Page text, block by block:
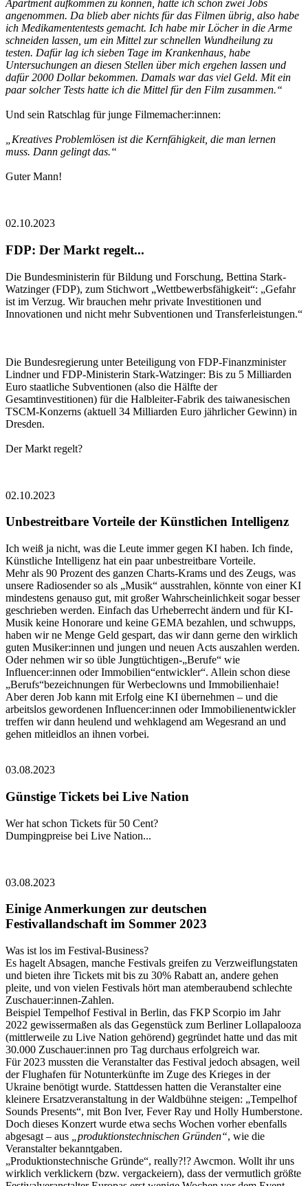
Apartment aufkommen zu können, hatte ich schon zwei Jobs
angenommen. Da blieb aber nichts für das Filmen übrig, also habe
ich Medikamententests gemacht. Ich habe mir Löcher in die Arme
schneiden lassen, um ein Mittel zur schnellen Wundheilung zu
testen. Dafür lag ich sieben Tage im Krankenhaus, habe
Untersuchungen an diesen Stellen über mich ergehen lassen und
dafür 2000 Dollar bekommen. Damals war das viel Geld. Mit ein
paar solcher Tests hatte ich die Mittel für den Film zusammen.“
Und sein Ratschlag für junge Filmemacher:innen:
„Kreatives Problemlösen ist die Kernfähigkeit, die man lernen
muss. Dann gelingt das.“
Guter Mann!
02.10.2023
FDP: Der Markt regelt...
Die Bundesministerin für Bildung und Forschung, Bettina Stark-
Watzinger (FDP), zum Stichwort „Wettbewerbsfähigkeit“: „Gefahr
ist im Verzug. Wir brauchen mehr private Investitionen und
Innovationen und nicht mehr Subventionen und Transferleistungen.“
Die Bundesregierung unter Beteiligung von FDP-Finanzminister
Lindner und FDP-Ministerin Stark-Watzinger: Bis zu 5 Milliarden
Euro staatliche Subventionen (also die Hälfte der
Gesamtinvestitionen) für die Halbleiter-Fabrik des taiwanesischen
TSCM-Konzerns (aktuell 34 Milliarden Euro jährlicher Gewinn) in
Dresden.
Der Markt regelt?
02.10.2023
Unbestreitbare Vorteile der Künstlichen Intelligenz
Ich weiß ja nicht, was die Leute immer gegen KI haben. Ich finde,
Künstliche Intelligenz hat ein paar unbestreitbare Vorteile.
Mehr als 90 Prozent des ganzen Charts-Krams und des Zeugs, was
unsere Radiosender so als „Musik“ ausstrahlen, könnte von einer KI
mindestens genauso gut, mit großer Wahrscheinlichkeit sogar besser
geschrieben werden. Einfach das Urheberrecht ändern und für KI-
Musik keine Honorare und keine GEMA bezahlen, und schwupps,
haben wir ne Menge Geld gespart, das wir dann gerne den wirklich
guten Musiker:innen und jungen und neuen Acts auszahlen werden.
Oder nehmen wir so üble Jungtüchtigen-„Berufe“ wie
Influencer:innen oder Immobilien“entwickler“. Allein schon diese
„Berufs“bezeichnungen für Werbeclowns und Immobilienhaie!
Aber deren Job kann mit Erfolg eine KI übernehmen – und die
arbeitslos gewordenen Influencer:innen oder Immobilienentwickler
treffen wir dann heulend und wehklagend am Wegesrand an und
gehen mitleidlos an ihnen vorbei.
03.08.2023
Günstige Tickets bei Live Nation
Wer hat schon Tickets für 50 Cent?
Dumpingpreise bei Live Nation...
03.08.2023
Einige Anmerkungen zur deutschen
Festivallandschaft im Sommer 2023
Was ist los im Festival-Business?
Es hagelt Absagen, manche Festivals greifen zu Verzweiflungstaten
und bieten ihre Tickets mit bis zu 30% Rabatt an, andere gehen
pleite, und von vielen Festivals hört man atemberaubend schlechte
Zuschauer:innen-Zahlen.
Beispiel Tempelhof Festival in Berlin, das FKP Scorpio im Jahr
2022 gewissermaßen als das Gegenstück zum Berliner Lollapalooza
(mittlerweile zu Live Nation gehörend) gegründet hatte und das mit
30.000 Zuschauer:innen pro Tag durchaus erfolgreich war.
Für 2023 mussten die Veranstalter das Festival jedoch absagen, weil
der Flughafen für Notunterkünfte im Zuge des Krieges in der
Ukraine benötigt wurde. Stattdessen hatten die Veranstalter eine
kleinere Ersatzveranstaltung in der Waldbühne steigen: „Tempelhof
Sounds Presents“, mit Bon Iver, Fever Ray und Holly Humberstone.
Doch dieses Konzert wurde etwa sechs Wochen vorher ebenfalls
abgesagt – aus
„produktionstechnischen Gründen“, wie die
Veranstalter bekanntgaben.
„Produktionstechnische Gründe“, really?!? Awcmon. Wollt ihr uns
wirklich verklickern (bzw. vergackeiern), dass der vermutlich größte